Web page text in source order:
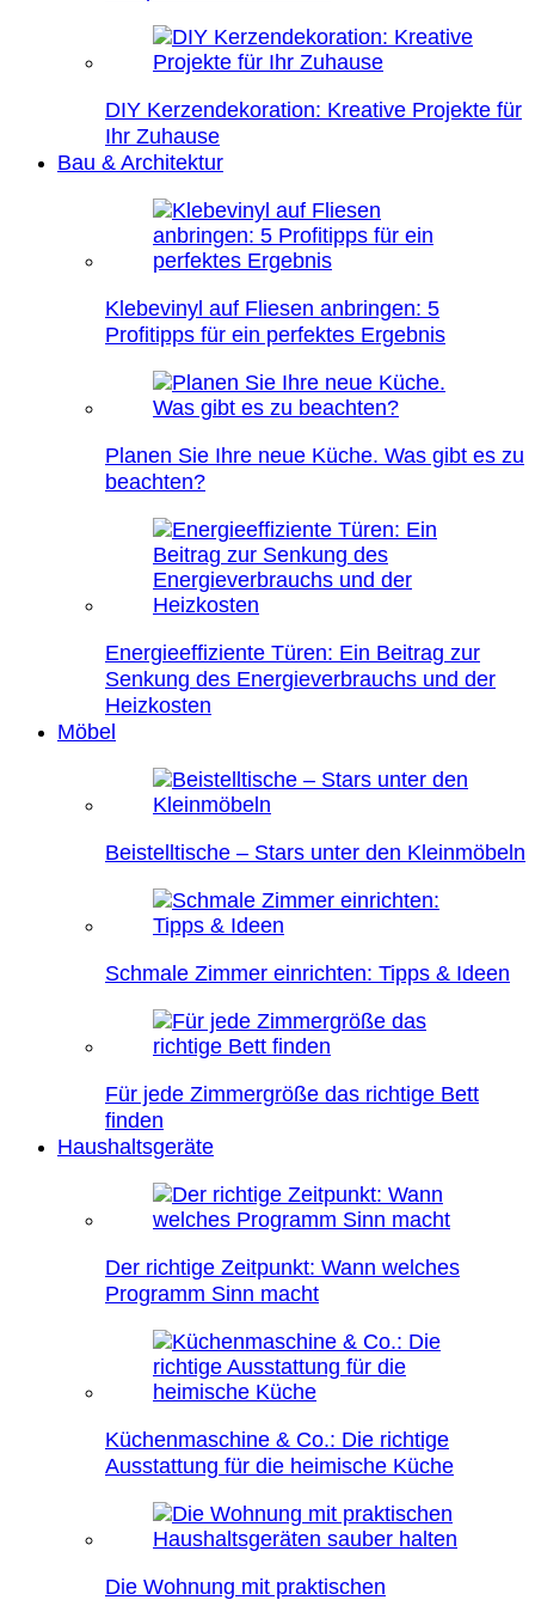
DIY Kerzendekoration: Kreative Projekte für
Ihr Zuhause
Bau & Architektur
Klebevinyl auf Fliesen anbringen: 5
Profitipps für ein perfektes Ergebnis
Planen Sie Ihre neue Küche. Was gibt es zu
beachten?
Energieeffiziente Türen: Ein Beitrag zur
Senkung des Energieverbrauchs und der
Heizkosten
Möbel
Beistelltische – Stars unter den Kleinmöbeln
Schmale Zimmer einrichten: Tipps & Ideen
Für jede Zimmergröße das richtige Bett
finden
Haushaltsgeräte
Der richtige Zeitpunkt: Wann welches
Programm Sinn macht
Küchenmaschine & Co.: Die richtige
Ausstattung für die heimische Küche
Die Wohnung mit praktischen